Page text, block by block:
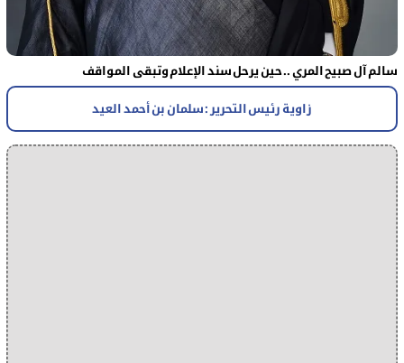
سالم آل صبيح المري .. حين يرحل سند الإعلام وتبقى المواقف
زاوية رئيس التحرير : سلمان بن أحمد العيد